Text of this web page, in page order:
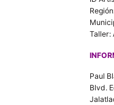
Taller:
Paul
Blvd.